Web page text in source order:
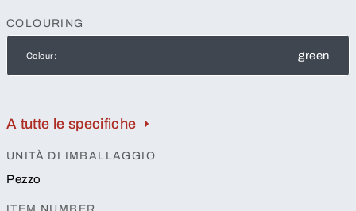
COLOURING
Colour: green
A tutte le specifiche
UNITÀ DI IMBALLAGGIO
Pezzo